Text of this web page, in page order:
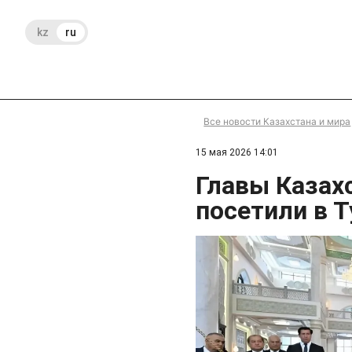
kz ru
Все новости Казахстана и мира
15 мая 2026 14:01
Главы
посетили в